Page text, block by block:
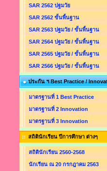
SAR 2562 ปฐมวัย
SAR 2562 ขั้นพื้นฐาน
SAR 2563 ปฐมวัย / ขั้นพื้นฐาน
SAR 2564 ปฐมวัย / ขั้นพื้นฐาน
SAR 2565 ปฐมวัย / ขั้นพื้นฐาน
SAR 2566 ปฐมวัย / ขั้นพื้นฐาน
ประกัน ฯ Best Practice /
มาตรฐานที่ 1 Best Practice
มาตรฐานที่ 2 Innovation
มาตรฐานที่ 3 Innovation
สถิตินักเรียน ปีการศึกษา ต่างๆ
สถิตินักเรียน 2560-2568
นักเรียน ณ 20 กรกฎาคม 2563